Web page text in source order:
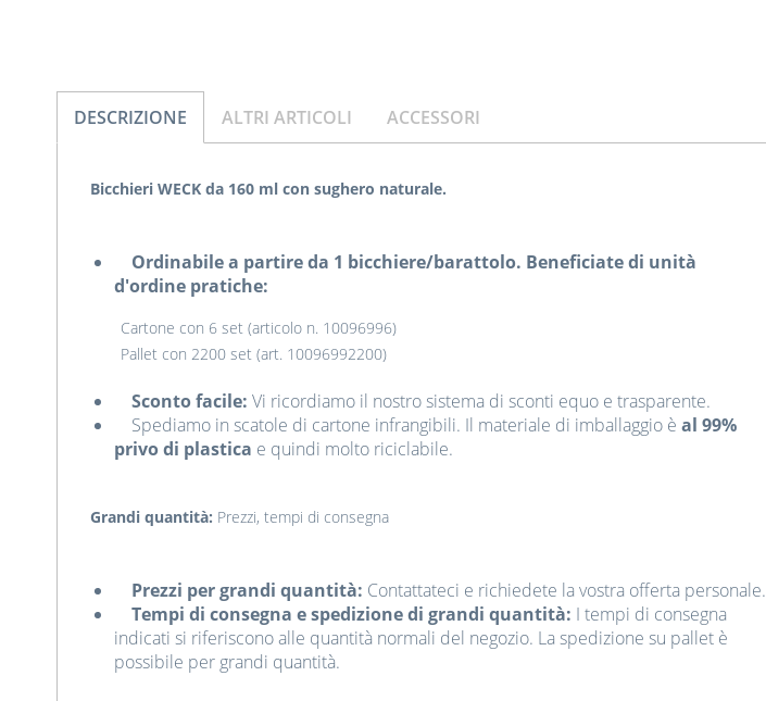
DESCRIZIONE ALTRI ARTICOLI ACCESSORI
Bicchieri WECK da 160 ml con sughero naturale.
Ordinabile a partire da 1 bicchiere/barattolo. Beneficiate di unità
d'ordine pratiche:
Cartone con 6 set (articolo n. 10096996)
Pallet con 2200 set (art. 10096992200)
Sconto facile: Vi ricordiamo il nostro sistema di sconti equo e trasparente.
Spediamo in scatole di cartone infrangibili. Il materiale di imballaggio è al 99%
privo di plastica e quindi molto riciclabile.
Grandi quantità: Prezzi, tempi di consegna
Prezzi per grandi quantità: Contattateci e richiedete la vostra offerta personale.
Tempi di consegna e spedizione di grandi quantità: I tempi di consegna
indicati si riferiscono alle quantità normali del negozio. La spedizione su pallet è
possibile per grandi quantità.